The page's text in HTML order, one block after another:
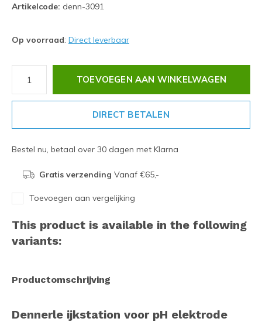
Artikelcode: denn-3091
Op voorraad: Direct leverbaar
TOEVOEGEN AAN WINKELWAGEN
DIRECT BETALEN
Bestel nu, betaal over 30 dagen met Klarna
Gratis verzending Vanaf €65,-
Toevoegen aan vergelijking
This product is available in the following
variants:
Productomschrijving
Dennerle ijkstation voor pH elektrode